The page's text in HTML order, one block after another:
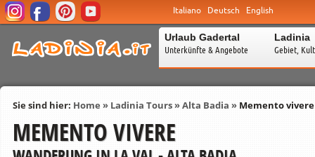
Italiano Deutsch English
Urlaub Gadertal
Unterkünfte & Angebote
Ladinia
Gebiet,
Sie sind hier: Home » Ladinia Tours»Alta Badia » Memento vivere
MEMENTO VIVERE